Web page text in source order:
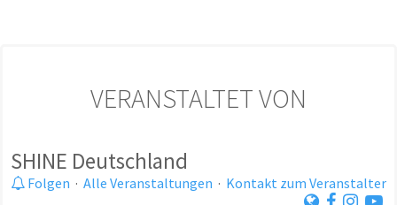
VERANSTALTET VON
SHINE Deutschland
Folgen · Alle Veranstaltungen · Kontakt zum Veranstalter